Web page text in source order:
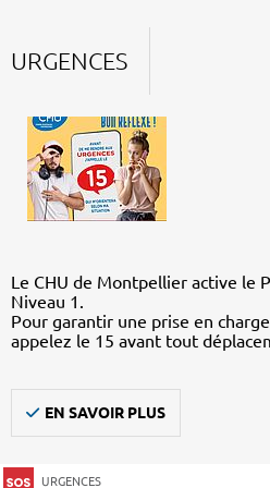
URGENCES
Le CHU de Montpellier active le
Niveau 1.
Pour garantir une prise en
appelez le 15 avant tout
EN SAVOIR PLUS
URGENCES